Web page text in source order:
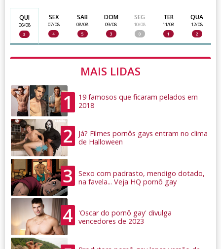
QUI
06/08
3
SEX
07/08
4
SAB
08/08
5
DOM
09/08
3
SEG
10/08
0
TER
11/08
1
QUA
12/08
2
MAIS LIDAS
1
19 famosos que ficaram pelados em
2018
2
Já? Filmes pornôs gays entram no clima
de Halloween
3
Sexo com padrasto, mendigo dotado,
na favela... Veja HQ pornô gay
4
'Oscar do pornô gay' divulga
vencedores de 2023